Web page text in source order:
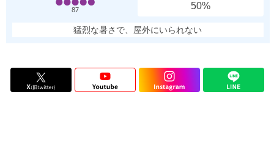
87
50%
猛烈な暑さで、屋外にいられない